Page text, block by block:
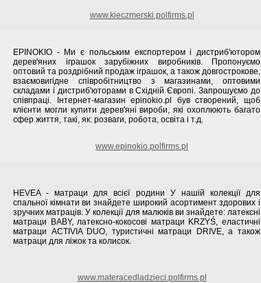
www.kieczmerski.polfirms.pl
EPINOKIO - Ми є польським експортером і дистриб'ютором
дерев'яних іграшок зарубіжних виробників. Пропонуємо
оптовий та роздрібний продаж іграшок, а також довгострокове,
взаємовигідне співробітництво з магазинами, оптовими
складами і дистриб'юторами в Східній Європі. Запрошуємо до
співпраці. Інтернет-магазин epinokio.pl був створений, щоб
клієнти могли купити дерев'яні вироби, які охоплюють багато
сфер життя, такі, як: розваги, робота, освіта і т.д.
www.epinokio.polfirms.pl
HEVEA - матраци для всієї родини У нашій колекції для
спальної кімнати ви знайдете широкий асортимент здорових і
зручних матраців. У колекції для малюків ви знайдете: латексні
матраци BABY, латексно-кокосові матраци KRZYŚ, еластичні
матраци ACTIVIA DUO, туристичні матраци DRIVE, а також
матраци для ліжок та колисок.
www.materacedladzieci.polfirms.pl